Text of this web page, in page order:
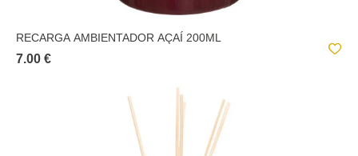
RECARGA AMBIENTADOR AÇAÍ 200ML
7.00 €